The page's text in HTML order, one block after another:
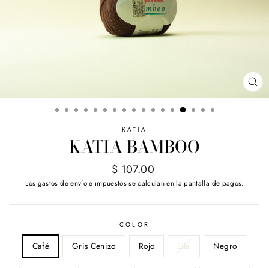
KATIA
KATIA BAMBOO
Precio
habitual
$ 107.00
Los gastos de envíoe impuestos se calculan en la pantalla de pagos.
COLOR
Café Gris Cenizo Rojo Lila Negro